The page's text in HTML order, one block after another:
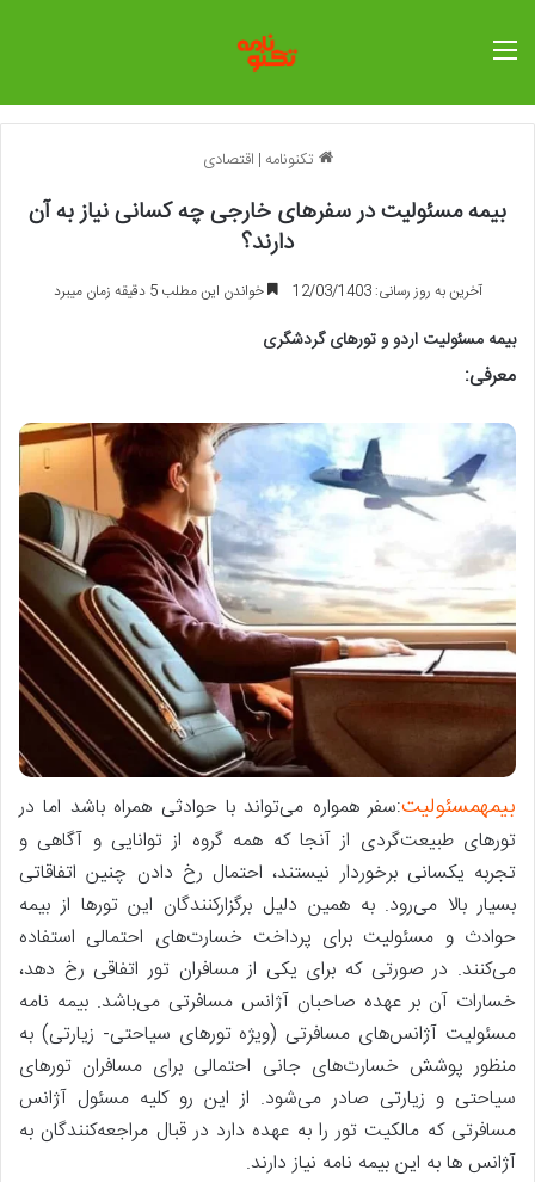
تکنونامه | اقتصادی
بیمه مسئولیت در سفرهای خارجی چه کسانی نیاز به آن
دارند؟
آخرین به روز رسانی: 12/03/1403 خواندن این مطلب 5 دقیقه زمان میبرد
بیمه مسئولیت اردو و تورهای گردشگری
معرفی:
بیمهمسئولیت:سفر همواره می‌تواند با حوادثی همراه باشد اما در
تورهای طبیعت‌گردی از آنجا که همه گروه از توانایی و آگاهی و
تجربه یکسانی برخوردار نیستند، احتمال رخ دادن چنین اتفاقاتی
بسیار بالا می‌رود. به همین دلیل برگزارکنندگان این تورها از بیمه
حوادث و مسئولیت برای پرداخت خسارت‌های احتمالی استفاده
می‌کنند. در صورتی که برای یکی از مسافران تور اتفاقی رخ‌ دهد،
خسارات آن بر عهده صاحبان آژانس مسافرتی می‌باشد. بیمه نامه
مسئولیت آژانس‌های مسافرتی‌ (ویژه تورهای سیاحتی- زیارتی) به
منظور پوشش خسارت‌های جانی احتمالی برای مسافران تورهای
سیاحتی و زیارتی صادر می‌شود. از این رو کلیه مسئول آژانس
مسافرتی که مالکیت تور را به عهده دارد در قبال مراجعه‌کنندگان به
آژانس ها به این بیمه نامه نیاز دارند.